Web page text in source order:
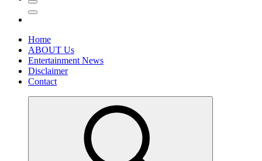
Home
ABOUT Us
Entertainment News
Disclaimer
Contact